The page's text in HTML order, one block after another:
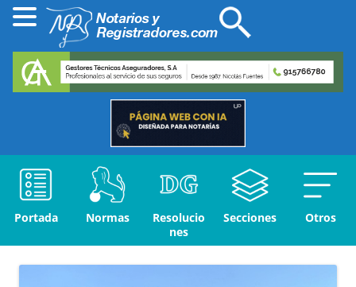
Portada Normas
Resolucio
nes
Secciones Otros